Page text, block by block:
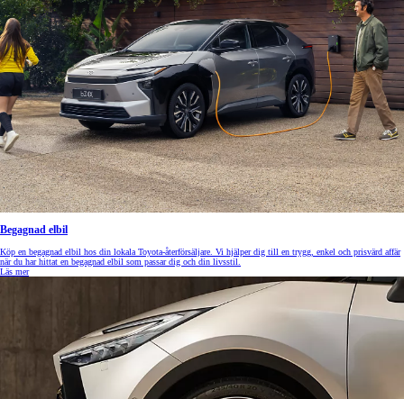
Begagnad elbil
Köp en begagnad elbil hos din lokala Toyota-återförsäljare. Vi hjälper dig till en trygg, enkel och prisvärd affär
när du har hittat en begagnad elbil som passar dig och din livsstil.
Läs mer